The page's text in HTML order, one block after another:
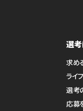
選
求め
ライ
選考
応募